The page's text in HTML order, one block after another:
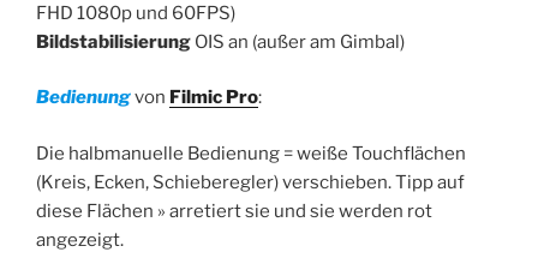
FHD 1080p und 60FPS)
Bildstabilisierung OIS an (außer am Gimbal)
Bedienungvon Filmic Pro:
Die halbmanuelle Bedienung = weiße Touchflächen
(Kreis, Ecken, Schieberegler) verschieben. Tipp auf
diese Flächen » arretiert sie und sie werden rot
angezeigt.